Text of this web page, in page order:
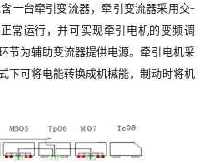
一台牵引变流器，牵引变流器采用交-
常运行，并可实现牵引电机的变频调
节为辅助变流器提供电源。牵引电机采
下可将电能转换成机械能，制动时将机